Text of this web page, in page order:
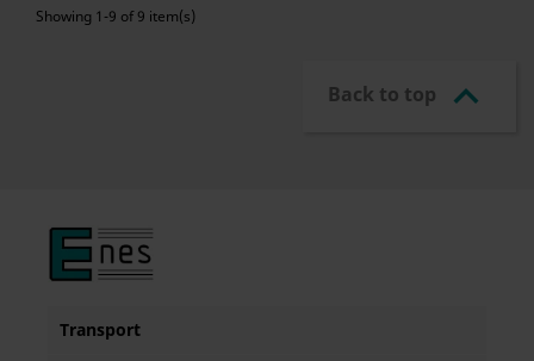
Showing 1-9 of 9 item(s)
Back to top 
Transport